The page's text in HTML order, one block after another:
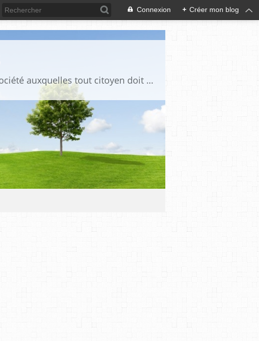
Connexion + Créer mon blog
Ce blog est destiné à stimuler l'intérêt du lecteur pour des questions de société auxquelles tout citoyen doit être en mesure d'apporter des réponses, individuelles ou collectives, en conscience et en responsabilité !